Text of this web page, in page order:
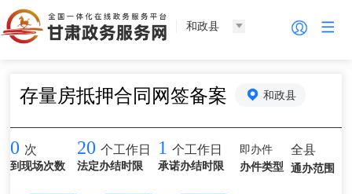
和政县
存量房抵押合同网签备案 和政县
0 次
到现场次数
20 个工作日
法定办结时限
1 个工作日
承诺办结时限
即办件
办件类型
全县
通办范围